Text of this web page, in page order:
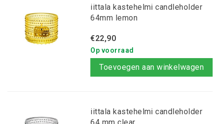
iittala kastehelmi candleholder
64mm lemon
€22,90
Op voorraad
Toevoegen aan winkelwagen
iittala kastehelmi candleholder